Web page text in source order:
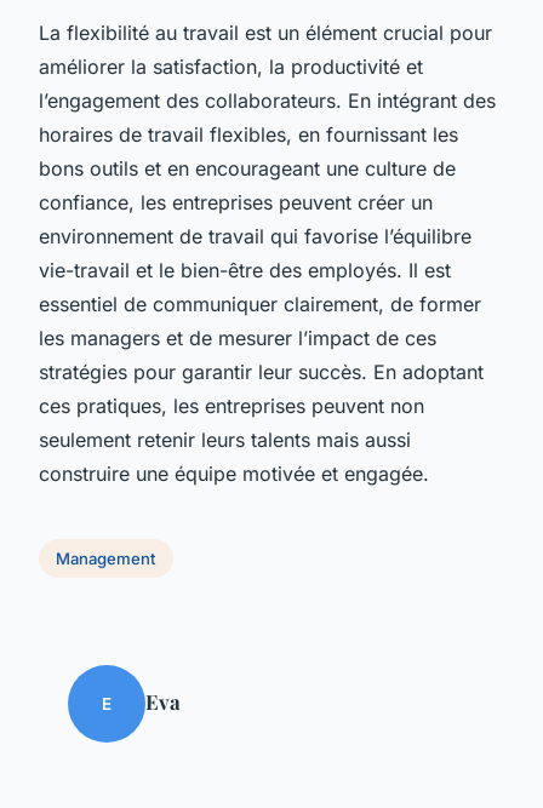
La flexibilité au travail est un élément crucial pour
améliorer la satisfaction, la productivité et
l’engagement des collaborateurs. En intégrant des
horaires de travail flexibles, en fournissant les
bons outils et en encourageant une culture de
confiance, les entreprises peuvent créer un
environnement de travail qui favorise l’équilibre
vie-travail et le bien-être des employés. Il est
essentiel de communiquer clairement, de former
les managers et de mesurer l’impact de ces
stratégies pour garantir leur succès. En adoptant
ces pratiques, les entreprises peuvent non
seulement retenir leurs talents mais aussi
construire une équipe motivée et engagée.
Management
E Eva